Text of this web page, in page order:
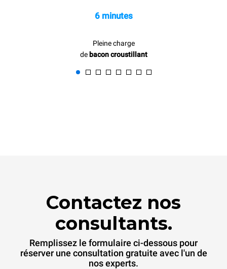
6 minutes
Pleine charge
de bacon croustillant
Contactez nos
consultants.
Remplissez le formulaire ci-dessous pour
réserver une consultation gratuite avec l'un de
nos experts.